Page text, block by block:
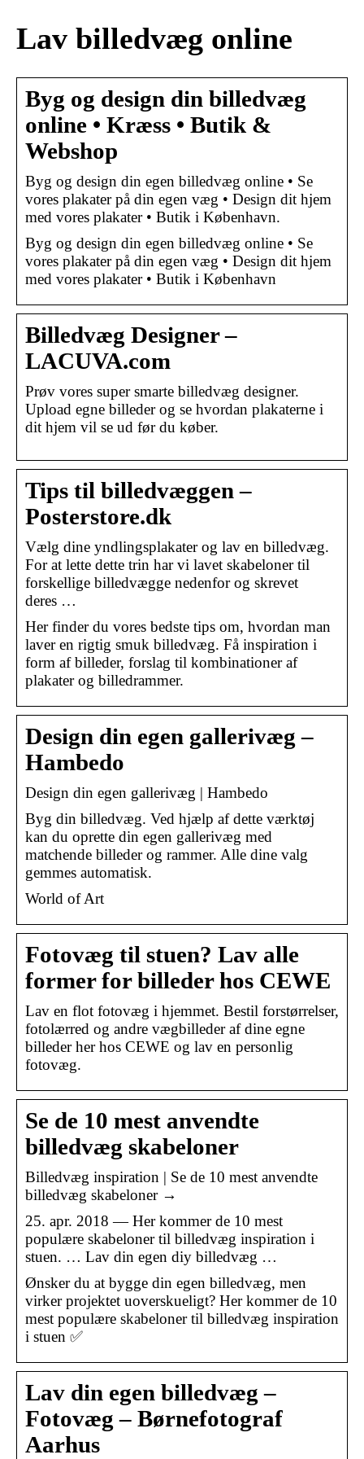
Lav billedvæg online
Byg og design din billedvæg
online • Kræss • Butik &
Webshop
Byg og design din egen billedvæg online • Se
vores plakater på din egen væg • Design dit hjem
med vores plakater • Butik i København.
Byg og design din egen billedvæg online • Se
vores plakater på din egen væg • Design dit hjem
med vores plakater • Butik i København
Billedvæg Designer –
LACUVA.com
Prøv vores super smarte billedvæg designer.
Upload egne billeder og se hvordan plakaterne i
dit hjem vil se ud før du køber.
Tips til billedvæggen –
Posterstore.dk
Vælg dine yndlingsplakater og lav en billedvæg.
For at lette dette trin har vi lavet skabeloner til
forskellige billedvægge nedenfor og skrevet
deres …
Her finder du vores bedste tips om, hvordan man
laver en rigtig smuk billedvæg. Få inspiration i
form af billeder, forslag til kombinationer af
plakater og billedrammer.
Design din egen gallerivæg –
Hambedo
Design din egen gallerivæg | Hambedo
Byg din billedvæg. Ved hjælp af dette værktøj
kan du oprette din egen gallerivæg med
matchende billeder og rammer. Alle dine valg
gemmes automatisk.
World of Art
Fotovæg til stuen? Lav alle
former for billeder hos CEWE
Lav en flot fotovæg i hjemmet. Bestil forstørrelser,
fotolærred og andre vægbilleder af dine egne
billeder her hos CEWE og lav en personlig
fotovæg.
Se de 10 mest anvendte
billedvæg skabeloner
Billedvæg inspiration | Se de 10 mest anvendte
billedvæg skabeloner →
25. apr. 2018 — Her kommer de 10 mest
populære skabeloner til billedvæg inspiration i
stuen. … Lav din egen diy billedvæg …
Ønsker du at bygge din egen billedvæg, men
virker projektet uoverskueligt? Her kommer de 10
mest populære skabeloner til billedvæg inspiration
i stuen ✅
Lav din egen billedvæg –
Fotovæg – Børnefotograf
Aarhus